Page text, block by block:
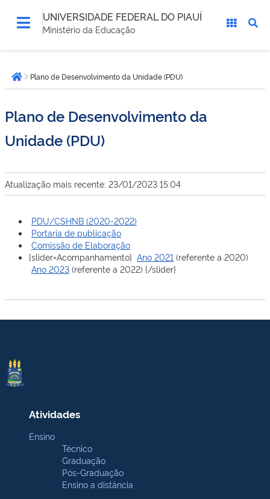
UNIVERSIDADE FEDERAL DO PIAUÍ
Ministério da Educação
está
aqui:Página inicial
Plano de Desenvolvimento da Unidade (PDU)
Plano de Desenvolvimento da
Unidade (PDU)
Atualização mais recente: 23/01/2023 15:04
PDU/CSHNB (2020-2022)
Portaria de publicação
Comissão de Elaboração
{slider=Acompanhamento} Ano 2021 (referente a 2020)
Ano 2023 (referente a 2022) {/slider}
Atividades
Ensino
Técnico
Graduação
Pós-Graduação
Ensino a distância